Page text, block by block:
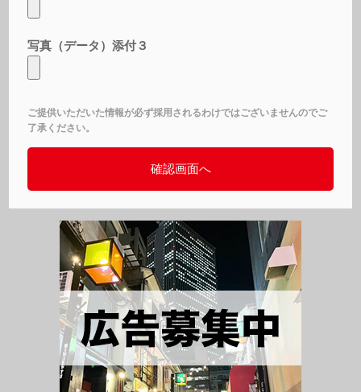
写真（データ）添付３
ご提供いただいた情報が必ず採用されるわけではございませんのでご
了承ください。